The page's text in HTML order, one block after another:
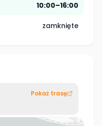
10:00–16:00
zamknięte
Pokaż trasę